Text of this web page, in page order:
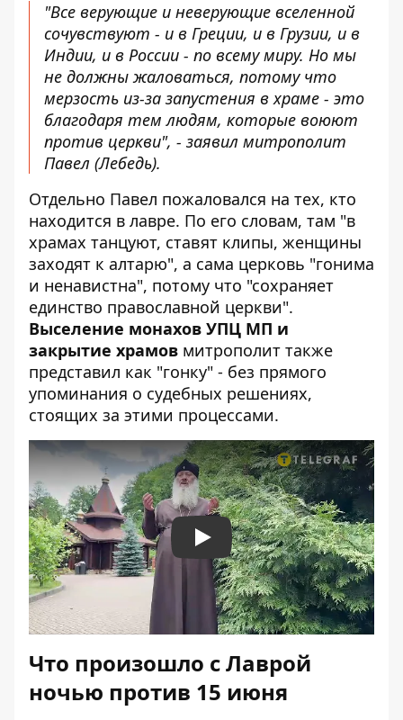
"Все верующие и неверующие вселенной
сочувствуют - и в Греции, и в Грузии, и в
Индии, и в России - по всему миру. Но мы
не должны жаловаться, потому что
мерзость из-за запустения в храме - это
благодаря тем людям, которые воюют
против церкви", - заявил митрополит
Павел (Лебедь).
Отдельно Павел пожаловался на тех, кто
находится в лавре. По его словам, там "в
храмах танцуют, ставят клипы, женщины
заходят к алтарю", а сама церковь "гонима
и ненавистна", потому что "сохраняет
единство православной церкви".
Выселение монахов УПЦ МП и
закрытие храмов митрополит также
представил как "гонку" - без прямого
упоминания о судебных решениях,
стоящих за этими процессами.
Play
Что произошло с Лаврой
ночью против 15 июня